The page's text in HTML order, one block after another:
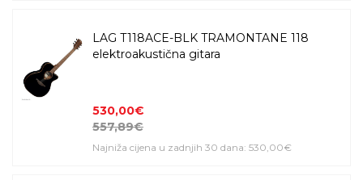
LAG T118ACE-BLK TRAMONTANE 118
elektroakustična gitara
530,00€
557,89€
Najniža cijena u zadnjih 30 dana: 530,00€